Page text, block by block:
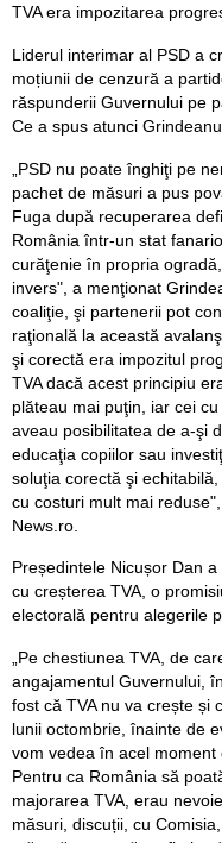
TVA era impozitarea
Liderul interimar al PSD a
moțiunii de cenzură a
răspunderii Guvernului pe
Ce a spus atunci
„PSD nu poate înghiţi pe
pachet de măsuri a pus
Fuga după recuperarea
România într-un stat
curăţenie în propria
invers", a menţionat
coaliţie, şi partenerii pot
raţională la această
şi corectă era impozitul
TVA dacă acest principiu
plăteau mai puţin, iar cei
aveau posibilitatea de a-şi
educaţia copiilor sau
soluţia corectă şi
cu costuri mult mai
News.ro.
Președintele Nicușor Dan
cu creșterea TVA, o
electorală pentru alegerile
„Pe chestiunea TVA, de
angajamentul Guvernului,
fost că TVA nu va crește și
lunii octombrie, înainte de
vom vedea în acel moment
Pentru ca România să
majorarea TVA, erau
măsuri, discuții, cu